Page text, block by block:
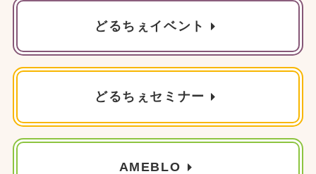
どるちぇイベント
どるちぇセミナー
AMEBLO